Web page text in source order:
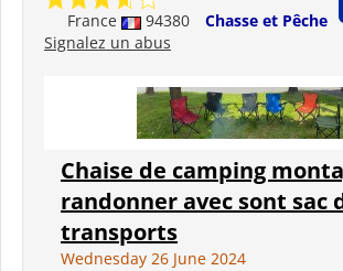
France 94380
Chasse et Pêche
Signalez un abus
Chaise de camping
randonner avec sont sac
transports
Wednesday 26 June 2024